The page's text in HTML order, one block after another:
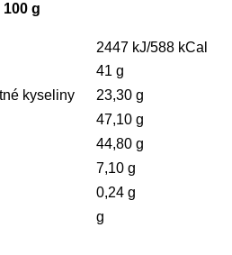
g
2447 kJ/588 kCal
41 g
kyseliny
23,30 g
47,10 g
44,80 g
7,10 g
0,24 g
g